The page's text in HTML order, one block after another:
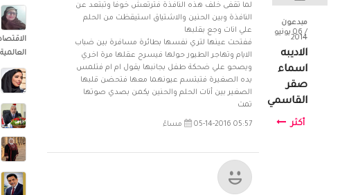
مبدعون
/ 06 يونيو
2014
الاديبه
اسماء
صقر
القاسمي
أكثر
لما تقفى خلف هذه النافذة فترتعش خوفا وتبتعد عن
النافذة وبين الحنين والاشتياق استيقظت من الحلم
ففتحت عينها لتري نفسها بطائرة مسافرة بين ضباب
الايام وتهاجر الطيور حولها فيسرح عقلها مرة اخري
ويصحو علي ضحكة طفل بجانبها يقول ام ام فتلمس
يده الصغيرة فتبتسم عيونهما معها فتحضن قلبها
تمت
05-14-2016 05:57 مساءً
العالمية